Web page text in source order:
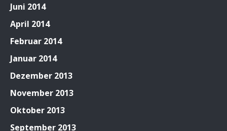
Juni 2014
April 2014
Februar 2014
Januar 2014
Dezember 2013
November 2013
Oktober 2013
September 2013